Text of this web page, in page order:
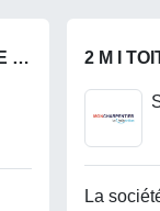
CHARPENTE DE LA BELLE ETOILE 2 M I
La